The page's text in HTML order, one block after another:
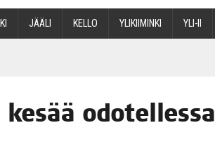
JÄÄ­LI KEL­LO YLI­KII­MIN­KI YLI-II
odotellessa